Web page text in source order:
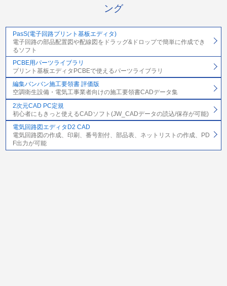
ング
PasS(電子回路プリント基板エディタ)
電子回路の部品配置図や配線図をドラッグ&ドロップで簡単に作成でき
るソフト
PCBE用パーツライブラリ
プリント基板エディタPCBEで使えるパーツライブラリ
編集バンバン施工要領書 評価版
空調衛生設備・電気工事業者向けの施工要領書CADデータ集
2次元CAD PC定規
初心者にもきっと使えるCADソフト(JW_CADデータの読込/保存が可能)
電気回路図エディタD2 CAD
電気回路図の作成、印刷、番号割付、部品表、ネットリストの作成、PD
F出力が可能